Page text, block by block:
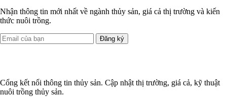
Nhận thông tin mới nhất về ngành thủy sản, giá cả thị trường và kiến
thức nuôi trồng.
Đăng ký
Cổng kết nối thông tin thủy sản. Cập nhật thị trường, giá cả, kỹ thuật
nuôi trồng thủy sản.